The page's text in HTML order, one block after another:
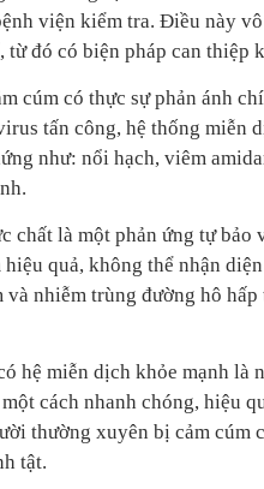
viện kiểm tra. Điều này
từ đó có biện pháp can thiệp
cúm có thực sự phản ánh
tấn công, hệ thống miễn
như: nổi hạch, viêm
chất là một phản ứng tự bảo
quả, không thể nhận
và nhiễm trùng đường hô
hệ miễn dịch khỏe mạnh là
cách nhanh chóng, hiệu
thường xuyên bị cảm cúm
tật.